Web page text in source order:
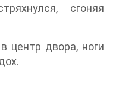
сгоняя
центр двора, ноги